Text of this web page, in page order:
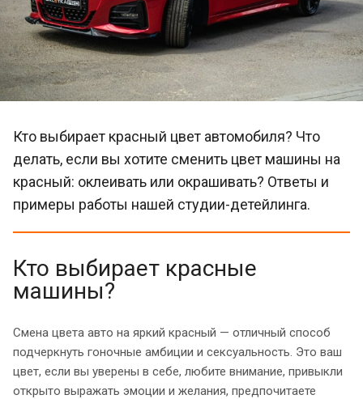
Кто выбирает красный цвет автомобиля? Что
делать, если вы хотите сменить цвет машины на
красный: оклеивать или окрашивать? Ответы и
примеры работы нашей студии-детейлинга.
Кто выбирает красные
машины?
Смена цвета авто на яркий красный — отличный способ
подчеркнуть гоночные амбиции и сексуальность. Это ваш
цвет, если вы уверены в себе, любите внимание, привыкли
открыто выражать эмоции и желания, предпочитаете